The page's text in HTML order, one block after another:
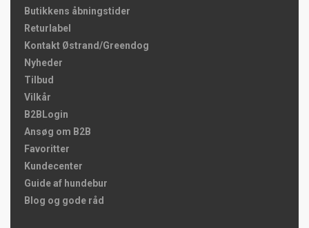
Butikkens åbningstider
Returlabel
Kontakt Østrand/Greendog
Nyheder
Tilbud
Vilkår
B2BLogin
Ansøg om B2B
Favoritter
Kundecenter
Guide af hundebur
Blog og gode råd